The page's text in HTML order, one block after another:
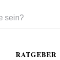
RATGEBER